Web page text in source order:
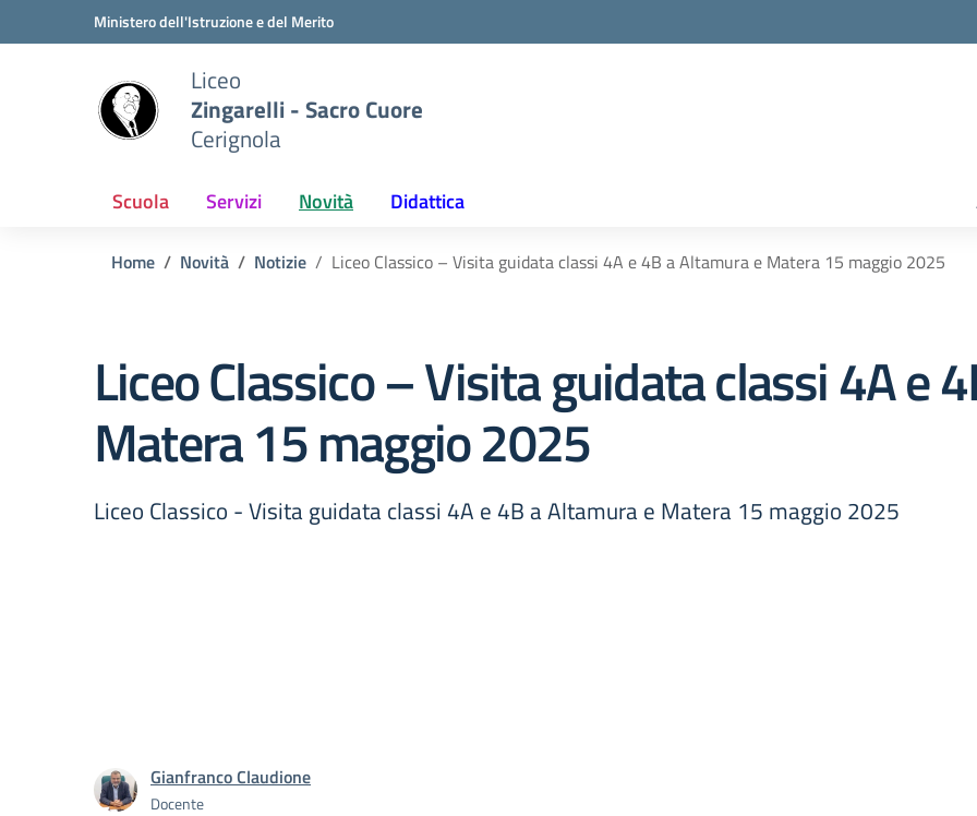
Vai ai contenuti
Vai al menu di navigazioneMinistero dell'Istruzione e del Merito
Liceo
Zingarelli - Sacro Cuore
Cerignola
Scuola Servizi Novità Didattica
Home Novità Notizie Liceo Classico – Visita guidata classi 4A e 4B a Altamura e Matera 15 maggio 2025
Liceo Classico – Visita guidata classi 4A e
Matera 15 maggio 2025
Liceo Classico - Visita guidata classi 4A e 4B a Altamura e Matera 15 maggio 2025
Gianfranco Claudione
Docente